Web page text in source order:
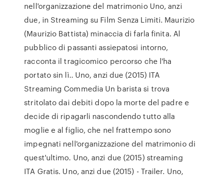
nell'organizzazione del matrimonio Uno, anzi
due, in Streaming su Film Senza Limiti. Maurizio
(Maurizio Battista) minaccia di farla finita. Al
pubblico di passanti assiepatosi intorno,
racconta il tragicomico percorso che l'ha
portato sin lì.. Uno, anzi due (2015) ITA
Streaming Commedia Un barista si trova
stritolato dai debiti dopo la morte del padre e
decide di ripagarli nascondendo tutto alla
moglie e al figlio, che nel frattempo sono
impegnati nell'organizzazione del matrimonio di
quest'ultimo. Uno, anzi due (2015) streaming
ITA Gratis. Uno, anzi due (2015) - Trailer. Uno,